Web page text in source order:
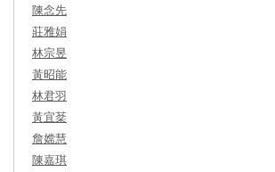
陳念先
莊雅娟
林宗昱
黃昭能
林君羽
黃宜棻
詹嫦慧
陳嘉琪